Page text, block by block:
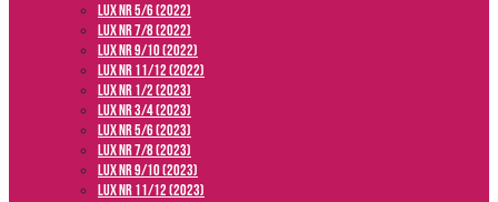
LUX NR 5/6 (2022)
LUX NR 7/8 (2022)
LUX nr 9/10 (2022)
LUX NR 11/12 (2022)
LUX NR 1/2 (2023)
LUX NR 3/4 (2023)
LUX NR 5/6 (2023)
LUX NR 7/8 (2023)
LUX NR 9/10 (2023)
LUX NR 11/12 (2023)